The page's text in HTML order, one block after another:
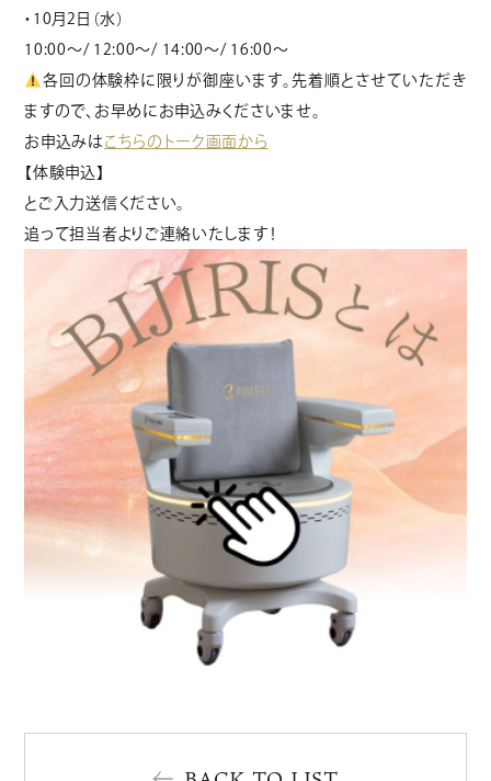
・10月2日（水）
10:00～/ 12:00～/ 14:00～/ 16:00～
各回の体験枠に限りが御座います。先着順とさせていただき
ますので、お早めにお申込みくださいませ。
お申込みは こちらのトーク画面から
【体験申込】
とご入力送信ください。
追って担当者よりご連絡いたします！